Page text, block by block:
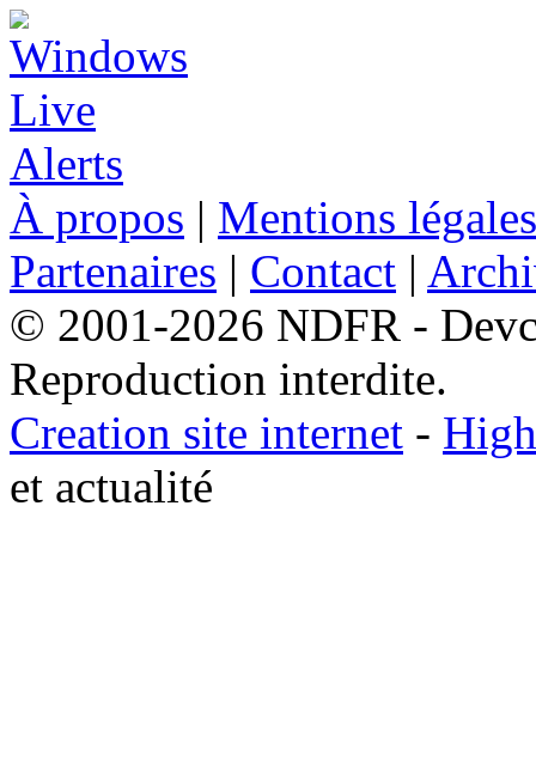
À propos | Mentions légales
Partenaires | Contact |
© 2001-2026 NDFR -
Reproduction interdite.
Creation site internet -
et actualité